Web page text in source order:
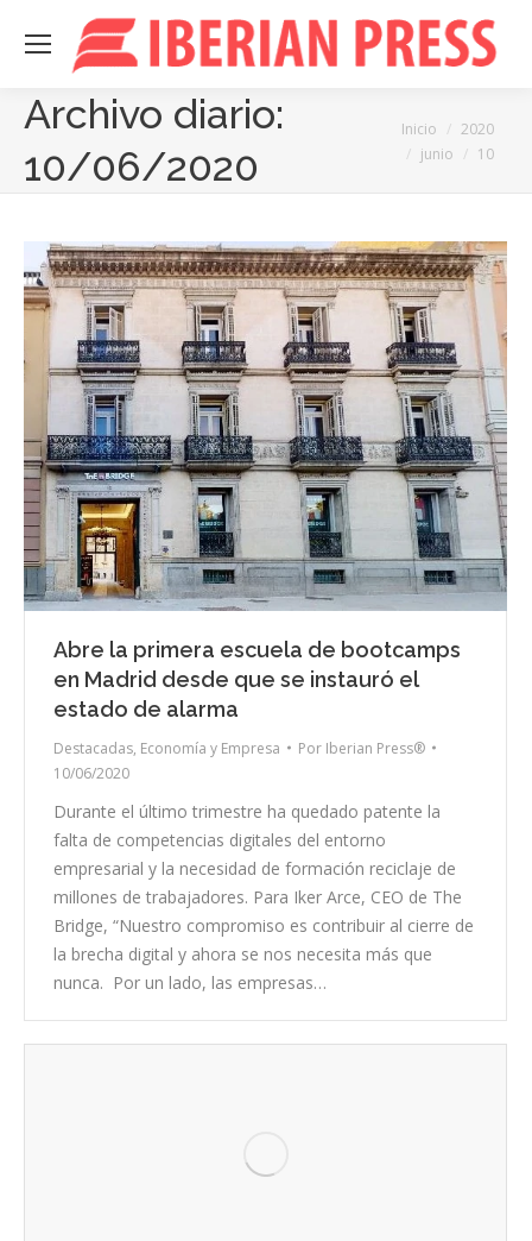
Archivo diario:
10/06/2020
Estás aquí:
Inicio
2020
junio
10
Abre la primera escuela de bootcamps
en Madrid desde que se instauró el
estado de alarma
Destacadas, Economía y Empresa Por Iberian Press®
10/06/2020
Durante el último trimestre ha quedado patente la
falta de competencias digitales del entorno
empresarial y la necesidad de formación reciclaje de
millones de trabajadores. Para Iker Arce, CEO de The
Bridge, “Nuestro compromiso es contribuir al cierre de
la brecha digital y ahora se nos necesita más que
nunca. Por un lado, las empresas…